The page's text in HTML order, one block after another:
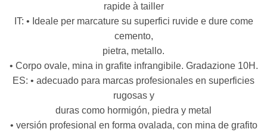
rapide à tailler
IT: • Ideale per marcature su superfici ruvide e dure come
cemento,
pietra, metallo.
• Corpo ovale, mina in grafite infrangibile. Gradazione 10H.
ES: • adecuado para marcas profesionales en superficies
rugosas y
duras como hormigón, piedra y metal
• versión profesional en forma ovalada, con mina de grafito